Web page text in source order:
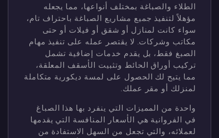
الطلاء والصباغة بمختلف أنواعها، مما يجعله
مؤهلاً لتنفيذ جميع مشاريع الصباغة باحتراف تام،
سواء كانت لمنازل أو شقق أو فيلات أو حتى
مكاتب وشركات. لا يقتصر عمله على تنفيذ مهام
الصبغ فقط، بل يقدم خدمات إضافية تشمل
تركيب أوراق الحائط وتثبيت الأسقف المعلقة،
مما يتيح لك الحصول على لمسة ديكورية متكاملة
لمنزلك أو مقر عملك.
واحدة من المميزات التي ينفرد بها هذا الصباغ
في الفروانية هي الأسعار المنافسة التي يقدمها
لعملائه، والتي تجعل من السهل الاستفادة من